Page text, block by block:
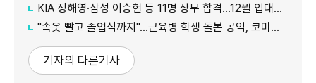
KIA 정해영·삼성 이승현 등 11명 상무 합격…12월 입대해 2028년 6월 전역
"속옷 빨고 졸업식까지"…근육병 학생 돌본 공익, 코미디언 김규원이었다
기자의 다른기사